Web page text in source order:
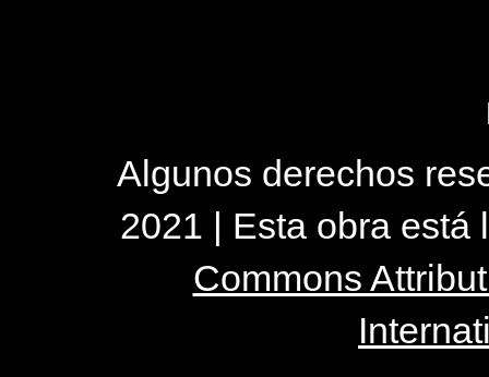
Algunos derechos
2021 | Esta obra
Commons